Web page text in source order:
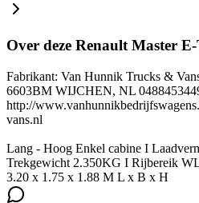
Over deze Renault Master E-
Fabrikant: Van Hunnik Trucks &
6603BM WIJCHEN, NL
http://
vans.nl
Lang - Hoog Enkel cabine I
Trekgewicht 2.350KG I Rijbereik
3.20 x 1.75 x 1.88 M L x B x H